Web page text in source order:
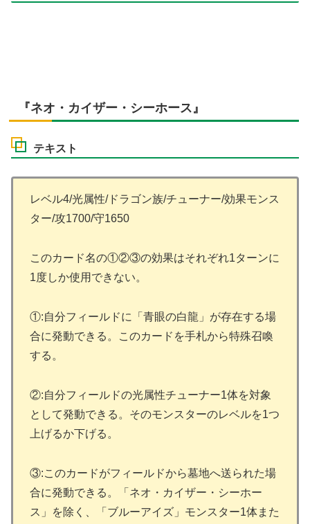
『ネオ・カイザー・シーホース』
テキスト
レベル4/光属性/ドラゴン族/チューナー/効果モンス
ター/攻1700/守1650
このカード名の①②③の効果はそれぞれ1ターンに
1度しか使用できない。
①:自分フィールドに「青眼の白龍」が存在する場
合に発動できる。このカードを手札から特殊召喚
する。
②:自分フィールドの光属性チューナー1体を対象
として発動できる。そのモンスターのレベルを1つ
上げるか下げる。
③:このカードがフィールドから墓地へ送られた場
合に発動できる。「ネオ・カイザー・シーホー
ス」を除く、「ブルーアイズ」モンスター1体また